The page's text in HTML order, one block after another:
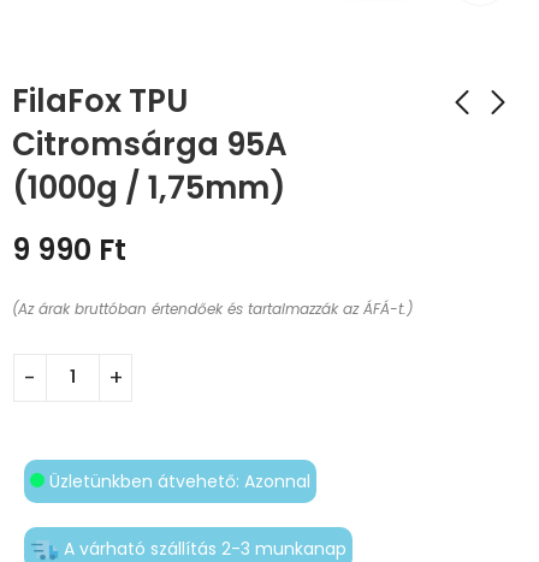
FilaFox TPU
Citromsárga 95A
(1000g / 1,75mm)
9 990 Ft
(Az árak bruttóban értendőek és tartalmazzák az ÁFÁ-t.)
Üzletünkben átvehető: Azonnal
A várható szállítás 2-3 munkanap